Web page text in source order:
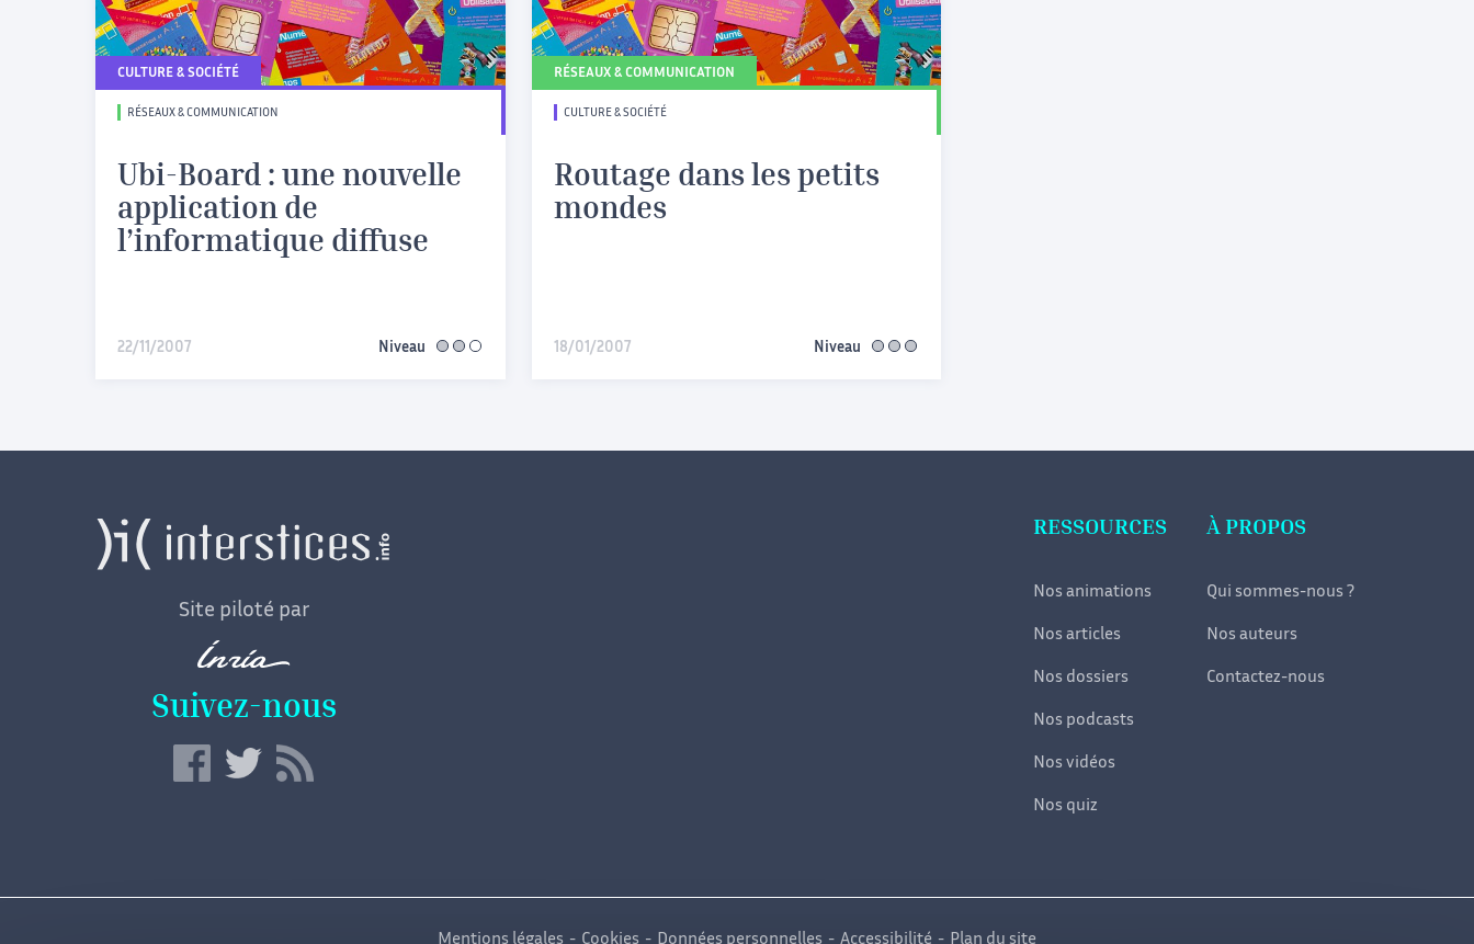
CULTURE & SOCIÉTÉ
RÉSEAUX & COMMUNICATION
Ubi-Board : une nouvelle
application de
l’informatique diffuse
22/11/2007 Niveau intermédiaire
RÉSEAUX & COMMUNICATION
CULTURE & SOCIÉTÉ
Routage dans les petits
mondes
18/01/2007 Niveau avancé
Site piloté par
Suivez-nous
RESSOURCES
Nos animations
Nos articles
Nos dossiers
Nos podcasts
Nos vidéos
Nos quiz
À PROPOS
Qui sommes-nous ?
Nos auteurs
Contactez-nous
Mentions légales Cookies Données personnelles Accessibilité Plan du site